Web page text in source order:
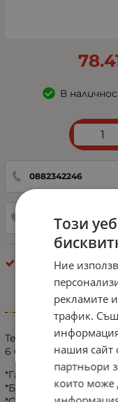
В
0882342246
Добави в любими
LED Стопове
Технически
6 Функции:
*Габарит Неон
*Бягащ динамичен
Този
Ние
рекламите
трафик.
нашия сайт
партньори
които може